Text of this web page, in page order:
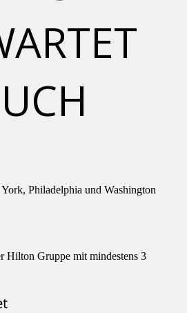
Philadelphia und Washington
Hilton Gruppe mit mindestens 3